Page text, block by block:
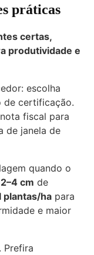
práticas
certas,
produtividade e
escolha
de certificação.
fiscal para
de janela de
quando o
2–4 cm de
plantas/ha para
e maior
Prefira